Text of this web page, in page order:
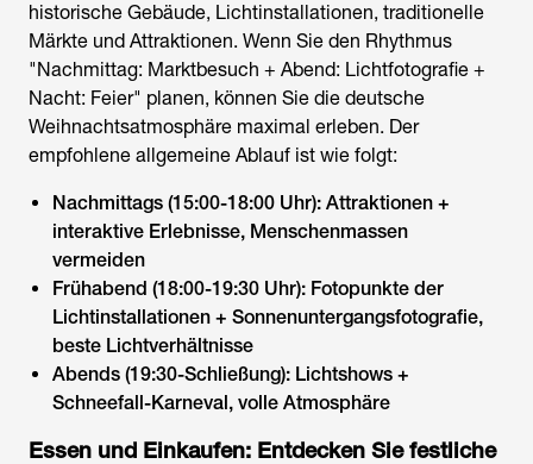
historische Gebäude, Lichtinstallationen, traditionelle
Märkte und Attraktionen. Wenn Sie den Rhythmus
"Nachmittag: Marktbesuch + Abend: Lichtfotografie +
Nacht: Feier" planen, können Sie die deutsche
Weihnachtsatmosphäre maximal erleben. Der
empfohlene allgemeine Ablauf ist wie folgt:
Nachmittags (15:00-18:00 Uhr): Attraktionen +
interaktive Erlebnisse, Menschenmassen
vermeiden
Frühabend (18:00-19:30 Uhr): Fotopunkte der
Lichtinstallationen + Sonnenuntergangsfotografie,
beste Lichtverhältnisse
Abends (19:30-Schließung): Lichtshows +
Schneefall-Karneval, volle Atmosphäre
Essen und Einkaufen: Entdecken Sie festliche